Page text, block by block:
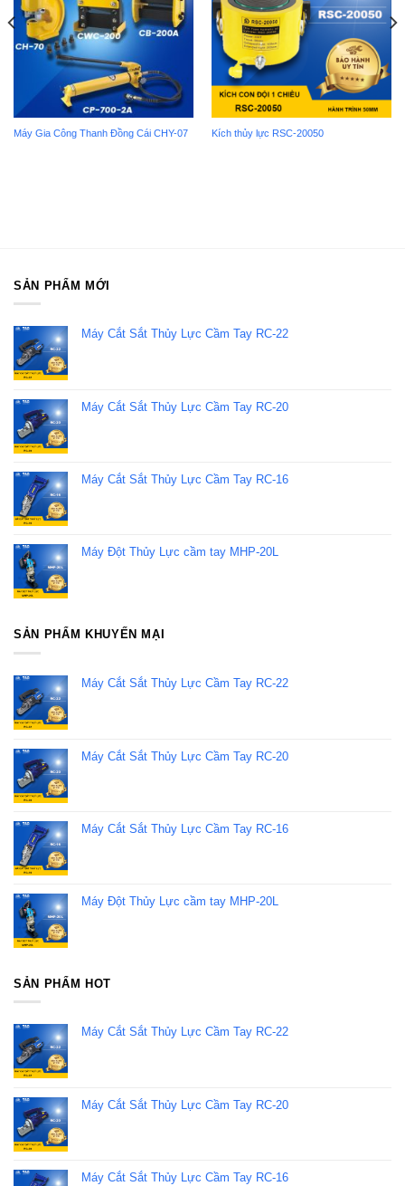
Máy Gia Công Thanh Đồng Cái CHY-07 Kích thủy lực RSC-20050
SẢN PHẨM MỚI
Máy Cắt Sắt Thủy Lực Cầm Tay RC-22
Máy Cắt Sắt Thủy Lực Cầm Tay RC-20
Máy Cắt Sắt Thủy Lực Cầm Tay RC-16
Máy Đột Thủy Lực cầm tay MHP-20L
SẢN PHẨM KHUYẾN MẠI
Máy Cắt Sắt Thủy Lực Cầm Tay RC-22
Máy Cắt Sắt Thủy Lực Cầm Tay RC-20
Máy Cắt Sắt Thủy Lực Cầm Tay RC-16
Máy Đột Thủy Lực cầm tay MHP-20L
SẢN PHẨM HOT
Máy Cắt Sắt Thủy Lực Cầm Tay RC-22
Máy Cắt Sắt Thủy Lực Cầm Tay RC-20
Máy Cắt Sắt Thủy Lực Cầm Tay RC-16